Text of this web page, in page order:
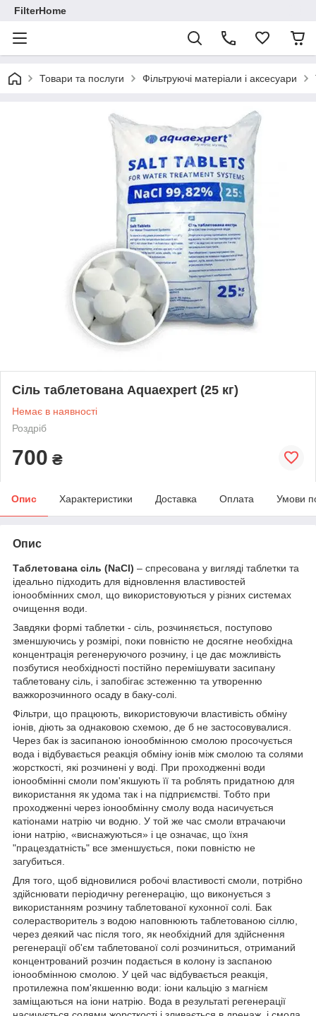
FilterHome
Товари та послуги Фільтруючі матеріали і аксесуари
Сіль таблетована Aquaexpert (25 кг)
Немає в наявності
Роздріб
700 ₴
Опис Характеристики Доставка Оплата Умови
Опис
Таблетована сіль (NaCl) – спресована у вигляді таблетки та
ідеально підходить для відновлення властивостей
іонообмінних смол, що використовуються у різних системах
очищення води.
Завдяки формі таблетки - сіль, розчиняється, поступово
зменшуючись у розмірі, поки повністю не досягне необхідна
концентрація регенеруючого розчину, і це дає можливість
позбутися необхідності постійно перемішувати засипану
таблетовану сіль, і запобігає зстеженню та утворенню
важкорозчинного осаду в баку-солі.
Фільтри, що працюють, використовуючи властивість обміну
іонів, діють за однаковою схемою, де б не застосовувалися.
Через бак із засипаною іонообмінною смолою просочується
вода і відбувається реакція обміну іонів між смолою та солями
жорсткості, які розчинені у воді. При проходженні води
іонообмінні смоли пом'якшують її та роблять придатною для
використання як удома так і на підприємстві. Тобто при
проходженні через іонообмінну смолу вода насичується
катіонами натрію чи водню. У той же час смоли втрачаючи
іони натрію, «виснажуються» і це означає, що їхня
"працездатність" все зменшується, поки повністю не
загубиться.
Для того, щоб відновилися робочі властивості смоли, потрібно
здійснювати періодичну регенерацію, що виконується з
використанням розчину таблетованої кухонної солі. Бак
солерастворитель з водою наповнюють таблетованою сіллю,
через деякий час після того, як необхідний для здійснення
регенерації об'єм таблетованої солі розчиниться, отриманий
концентрований розчин подається в колону із заспаною
іонообмінною смолою. У цей час відбувається реакція,
протилежна пом'якшенню води: іони кальцію з магнієм
заміщаються на іони натрію. Вода в результаті регенерації